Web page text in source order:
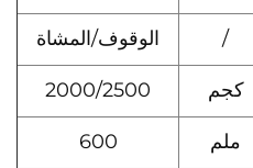
/ الوقوف/المشاة
كجم 2000/2500
ملم 600